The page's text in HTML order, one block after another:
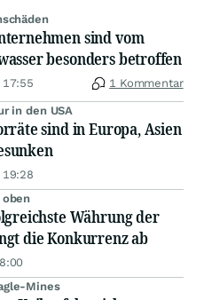
sind vom
besonders betroffen
1 Kommentar
in den USA
sind in Europa, Asien
Währung der
die Konkurrenz ab
Mines